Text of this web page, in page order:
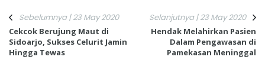
Sebelumnya | 23 May 2020
Cekcok Berujung Maut di
Sidoarjo, Sukses Celurit Jamin
Hingga Tewas
Selanjutnya | 23 May 2020
Hendak Melahirkan Pasien
Dalam Pengawasan di
Pamekasan Meninggal